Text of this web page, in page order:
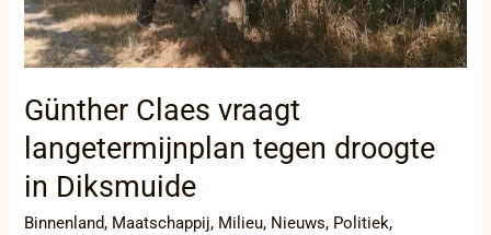
Günther Claes vraagt
langetermijnplan tegen droogte
in Diksmuide
Binnenland, Maatschappij, Milieu, Nieuws, Politiek,